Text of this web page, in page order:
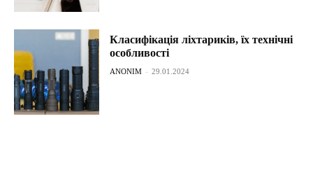
Класифікація ліхтариків, їх технічні
особливості
ANONIM - 29.01.2024